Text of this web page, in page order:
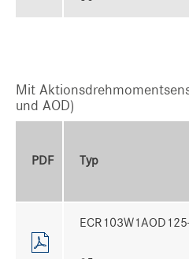
Mit
und AOD)
PDF Typ